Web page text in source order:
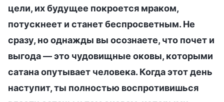
цели, их будущее покроется мраком,
потускнеет и станет беспросветным. Не
сразу, но однажды вы осознаете, что почет и
выгода — это чудовищные оковы, которыми
сатана опутывает человека. Когда этот день
наступит, ты полностью воспротивишься